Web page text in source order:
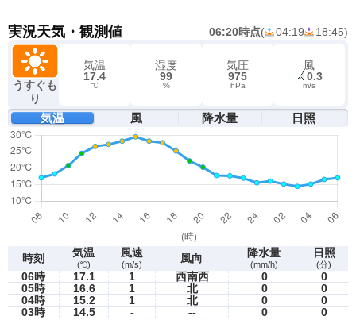
実況天気・観測値 06:20時点( 04:19 18:45)
うすぐも
り
気温
17.4
℃
湿度
99
%
気圧
975
hPa
風
0.3
m/s
気温 風 降水量 日照
時刻 気温
(℃)
風速
(m/s) 風向 降水量
(mm/h)
日照
(分)
06時 17.1 1 西南西 0
0
05時
16.6 1 北 0
0
04時
15.2 1 北 0
0
03時
14.5 - -- 0 0